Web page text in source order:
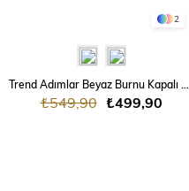
2
Trend Adımlar Beyaz Burnu Kapalı Taş İşleme Kız Çocuk Klasik Ayakkabı
₺499,90
₺549,90